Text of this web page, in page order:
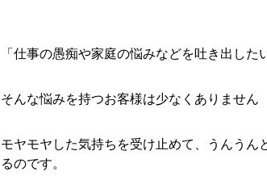
「仕事の愚痴や家庭の悩みなどを吐き出した
そんな悩みを持つお客様は少なくありません
モヤモヤした気持ちを受け止めて、うんう
るのです。